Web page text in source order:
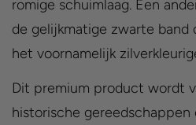
romige schuimlaag. Een
de gelijkmatige zwarte band
het voornamelijk
Dit premium product wordt
historische